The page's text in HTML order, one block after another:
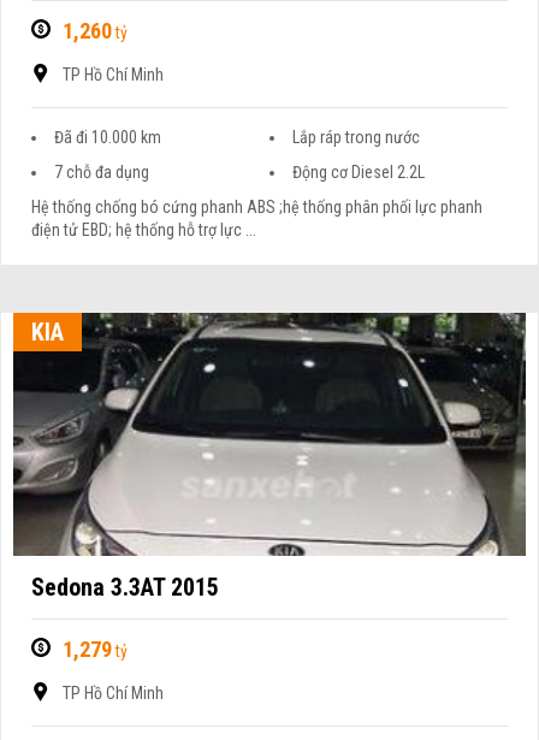
1,260tỷ
TP Hồ Chí Minh
Đã đi 10.000 km
Lắp ráp trong nước
7 chỗ đa dụng
Động cơ Diesel 2.2L
Hệ thống chống bó cứng phanh ABS ;hệ thống phân phối lực phanh
điện tử EBD; hệ thống hỗ trợ lực ...
KIA
Sedona 3.3AT 2015
1,279tỷ
TP Hồ Chí Minh